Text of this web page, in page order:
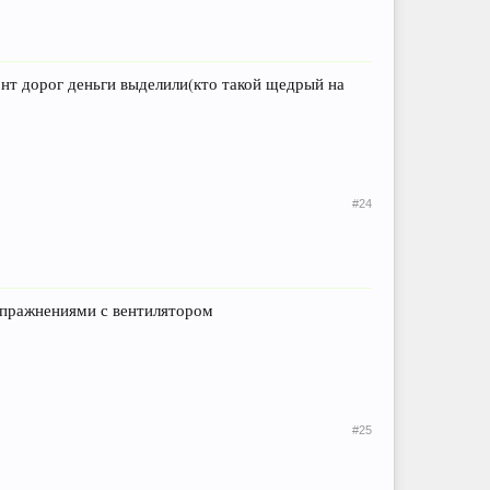
дорог деньги выделили(кто такой щедрый на
#24
с вентилятором
#25